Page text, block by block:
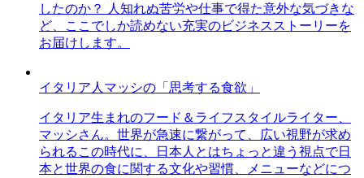
したのか？ 人知れぬ苦労や仕事で得た意外な気づきな
ど、ここでしか読めない充実のビジネスストーリーを
お届けします。
イタリア人マッシの「思考する食欲」
イタリア生まれのフード＆ライフスタイルライター、
マッシさん。世界が急速に繋がって、広い視野が求め
られるこの時代に、日本人とはちょっと違う視点で日
本と世界の食に関する文化や習慣、メニューなどにつ